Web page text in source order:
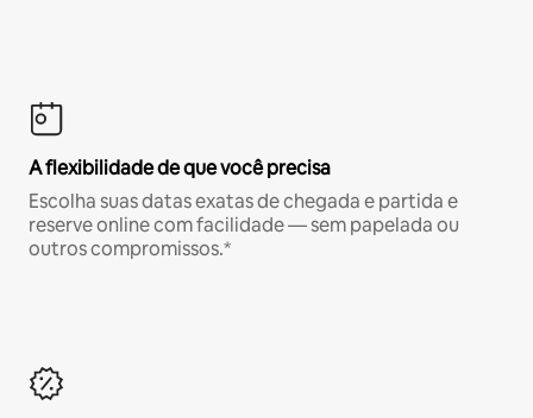
A flexibilidade de que você precisa
Escolha suas datas exatas de chegada e partida e
reserve online com facilidade — sem papelada ou
outros compromissos.*